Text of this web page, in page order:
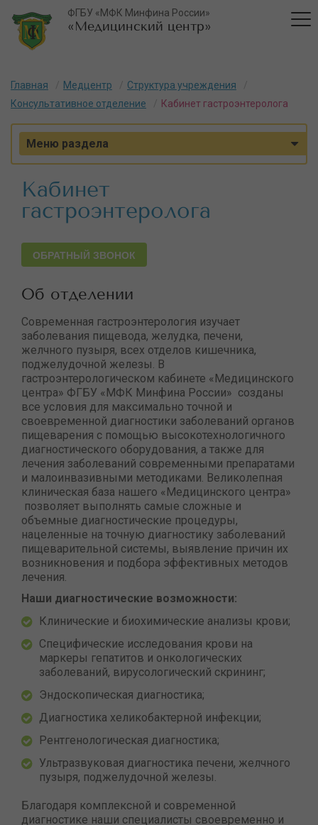
ФГБУ «МФК Минфина России»
«Медицинский центр»
Главная Медцентр
Структура учреждения
Консультативное отделение
Кабинет гастроэнтеролога
Меню раздела
Кабинет
гастроэнтеролога
ОБРАТНЫЙ ЗВОНОК
Об отделении
Современная гастроэнтерология изучает
заболевания пищевода, желудка, печени,
желчного пузыря, всех отделов кишечника,
поджелудочной железы. В
гастроэнтерологическом кабинете «Медицинского
центра» ФГБУ «МФК Минфина России» созданы
все условия для максимально точной и
своевременной диагностики заболеваний органов
пищеварения с помощью высокотехнологичного
диагностического оборудования, а также для
лечения заболеваний современными препаратами
и малоинвазивными методиками. Великолепная
клиническая база нашего «Медицинского центра»
позволяет выполнять самые сложные и
объемные диагностические процедуры,
нацеленные на точную диагностику заболеваний
пищеварительной системы, выявление причин их
возникновения и подбора эффективных методов
лечения.
Наши диагностические возможности:
Клинические и биохимические анализы крови;
Специфические исследования крови на
маркеры гепатитов и онкологических
заболеваний, вирусологический скрининг;
Эндоскопическая диагностика;
Диагностика хеликобактерной инфекции;
Рентгенологическая диагностика;
Ультразвуковая диагностика печени, желчного
пузыря, поджелудочной железы.
Благодаря комплексной и современной
диагностике наши специалисты своевременно и